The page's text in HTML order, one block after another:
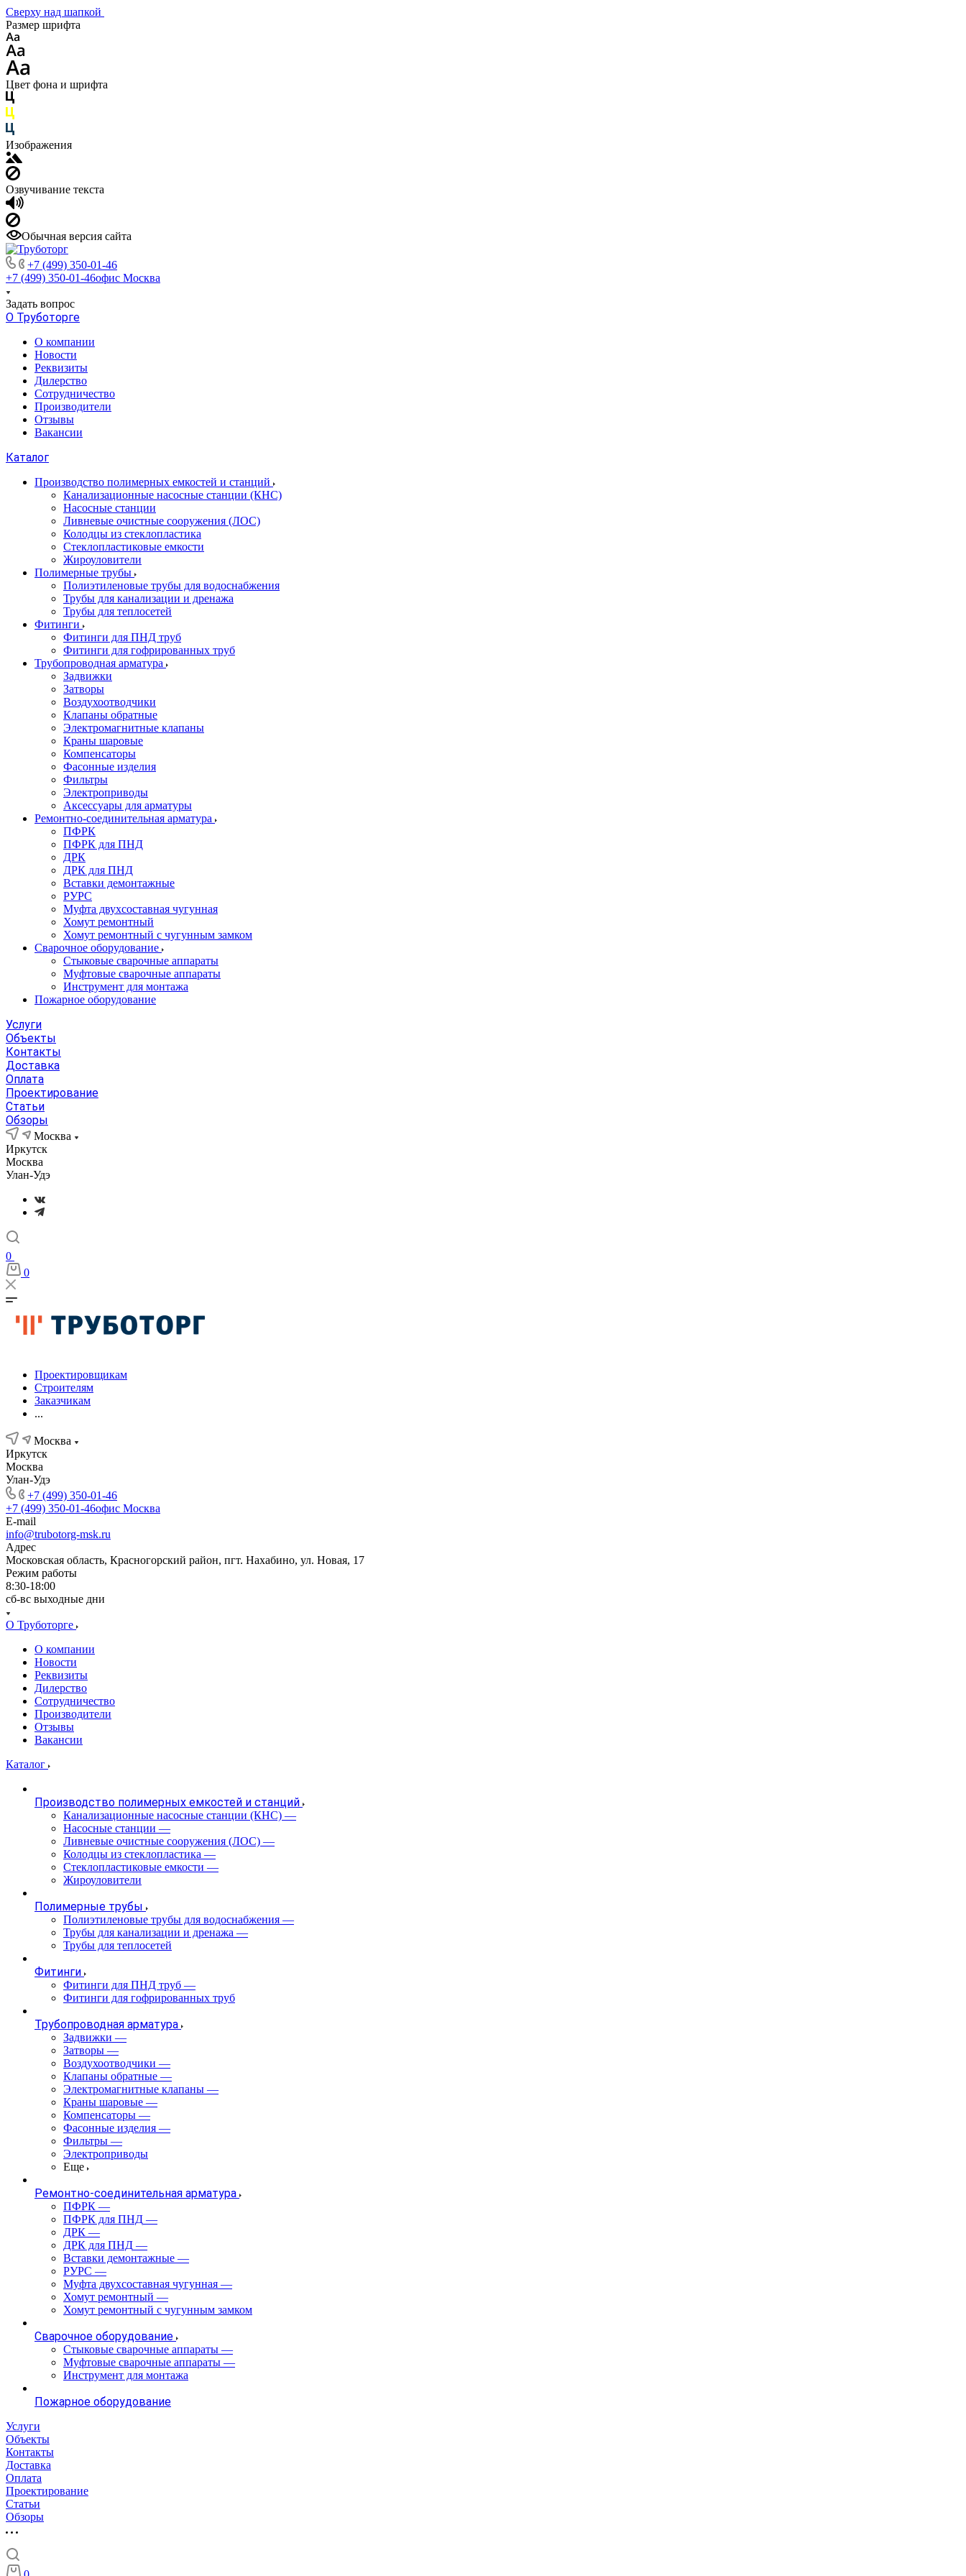
Сверху над шапкой
Размер шрифта
Цвет фона и шрифта
Изображения
Озвучивание текста
Обычная версия сайта
+7 (499) 350-01-46
+7 (499) 350-01-46офис Москва
Задать вопрос
О Труботорге
О компании
Новости
Реквизиты
Дилерство
Сотрудничество
Производители
Отзывы
Вакансии
Каталог
Производство полимерных емкостей и станций
Канализационные насосные станции (КНС)
Насосные станции
Ливневые очистные сооружения (ЛОС)
Колодцы из стеклопластика
Стеклопластиковые емкости
Жироуловители
Полимерные трубы
Полиэтиленовые трубы для водоснабжения
Трубы для канализации и дренажа
Трубы для теплосетей
Фитинги
Фитинги для ПНД труб
Фитинги для гофрированных труб
Трубопроводная арматура
Задвижки
Затворы
Воздухоотводчики
Клапаны обратные
Электромагнитные клапаны
Краны шаровые
Компенсаторы
Фасонные изделия
Фильтры
Электроприводы
Аксессуары для арматуры
Ремонтно-соединительная арматура
ПФРК
ПФРК для ПНД
ДРК
ДРК для ПНД
Вставки демонтажные
РУРС
Муфта двухсоставная чугунная
Хомут ремонтный
Хомут ремонтный с чугунным замком
Сварочное оборудование
Стыковые сварочные аппараты
Муфтовые сварочные аппараты
Инструмент для монтажа
Пожарное оборудование
Услуги
Объекты
Контакты
Доставка
Оплата
Проектирование
Статьи
Обзоры
Москва
Иркутск
Москва
Улан-Удэ
0
0
Проектировщикам
Строителям
Заказчикам
...
Москва
Иркутск
Москва
Улан-Удэ
+7 (499) 350-01-46
+7 (499) 350-01-46офис Москва
E-mail
info@trubotorg-msk.ru
Адрес
Московская область, Красногорский район, пгт. Нахабино, ул. Новая, 17
Режим работы
8:30-18:00
сб-вс выходные дни
О Труботорге
О компании
Новости
Реквизиты
Дилерство
Сотрудничество
Производители
Отзывы
Вакансии
Каталог
Производство полимерных емкостей и станций
Канализационные насосные станции (КНС) —
Насосные станции —
Ливневые очистные сооружения (ЛОС) —
Колодцы из стеклопластика —
Стеклопластиковые емкости —
Жироуловители
Полимерные трубы
Полиэтиленовые трубы для водоснабжения —
Трубы для канализации и дренажа —
Трубы для теплосетей
Фитинги
Фитинги для ПНД труб —
Фитинги для гофрированных труб
Трубопроводная арматура
Задвижки —
Затворы —
Воздухоотводчики —
Клапаны обратные —
Электромагнитные клапаны —
Краны шаровые —
Компенсаторы —
Фасонные изделия —
Фильтры —
Электроприводы
Еще
Ремонтно-соединительная арматура
ПФРК —
ПФРК для ПНД —
ДРК —
ДРК для ПНД —
Вставки демонтажные —
РУРС —
Муфта двухсоставная чугунная —
Хомут ремонтный —
Хомут ремонтный с чугунным замком
Сварочное оборудование
Стыковые сварочные аппараты —
Муфтовые сварочные аппараты —
Инструмент для монтажа
Пожарное оборудование
Услуги
Объекты
Контакты
Доставка
Оплата
Проектирование
Статьи
Обзоры